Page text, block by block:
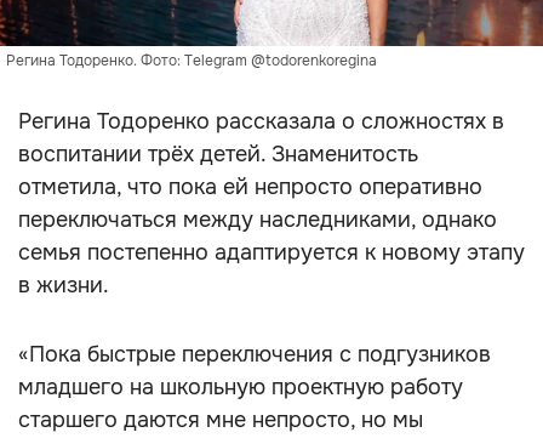
Регина Тодоренко. Фото: Telegram @todorenkoregina
Регина Тодоренко рассказала о сложностях в
воспитании трёх детей. Знаменитость
отметила, что пока ей непросто оперативно
переключаться между наследниками, однако
семья постепенно адаптируется к новому этапу
в жизни.
«Пока быстрые переключения с подгузников
младшего на школьную проектную работу
старшего даются мне непросто, но мы